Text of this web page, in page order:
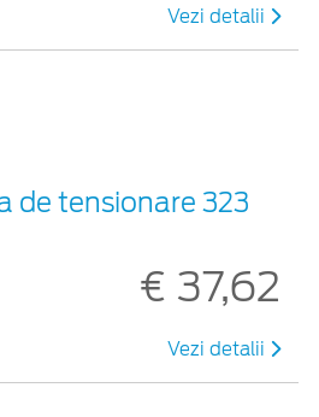
Vezi detalii
de tensionare 323
€ 37,62
Vezi detalii